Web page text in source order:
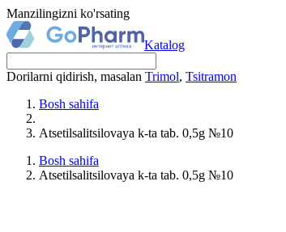
Manzilingizni ko'rsating
Katalog
Dorilarni qidirish, masalan Trimol, Tsitramon
Bosh sahifa
Atsetilsalitsilovaya k-ta tab. 0,5g №10
Bosh sahifa
Atsetilsalitsilovaya k-ta tab. 0,5g №10